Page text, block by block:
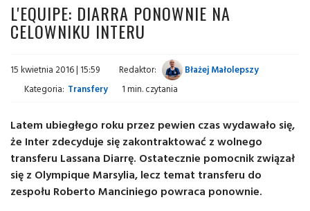
L'EQUIPE: DIARRA PONOWNIE NA
CELOWNIKU INTERU
15 kwietnia 2016 | 15:59 Redaktor:
Błażej Małolepszy
Kategoria: Transfery 1 min. czytania
Latem ubiegłego roku przez pewien czas wydawało się,
że Inter zdecyduje się zakontraktować z wolnego
transferu Lassana Diarrę. Ostatecznie pomocnik związał
się z Olympique Marsylia, lecz temat transferu do
zespołu Roberto Manciniego powraca ponownie.